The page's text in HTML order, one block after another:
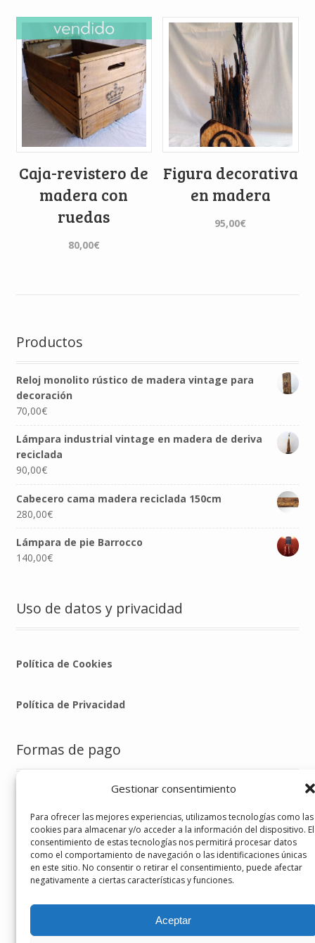
Gestionar consentimiento
Para ofrecer las mejores experiencias, utilizamos tecnologías como las
cookies para almacenar y/o acceder a la información del dispositivo. El
consentimiento de estas tecnologías nos permitirá procesar datos
como el comportamiento de navegación o las identificaciones únicas
en este sitio. No consentir o retirar el consentimiento, puede afectar
negativamente a ciertas características y funciones.
Aceptar
Caja-revistero de
madera con
ruedas
80,00€
Figura decorativa
en madera
95,00€
Productos
Reloj monolito rústico de madera vintage para
decoración
70,00€
Lámpara industrial vintage en madera de deriva
reciclada
90,00€
Cabecero cama madera reciclada 150cm
280,00€
Lámpara de pie Barrocco
140,00€
Uso de datos y privacidad
Política de Cookies
Política de Privacidad
Formas de pago
Sígueme en